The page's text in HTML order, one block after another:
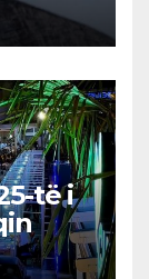
të i